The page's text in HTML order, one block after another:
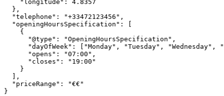
    "longitude": 4.8357
  },
  "telephone": "+33472123456",
  "openingHoursSpecification": [
    {
      "@type": "OpeningHoursSpecification",
"dayOfWeek": ["Monday", "Tuesday", "Wednesday",
      "opens": "07:00",
      "closes": "19:00"
    }
  ],
  "priceRange": "€€"
}